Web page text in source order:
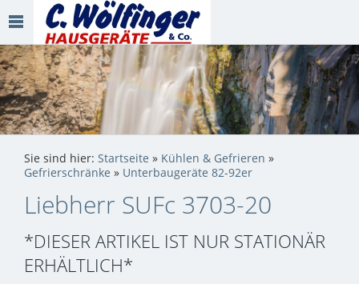
Sie sind hier: Startseite » Kühlen & Gefrieren »
Gefrierschränke » Unterbaugeräte 82-92er
Liebherr SUFc 3703-20
*DIESER ARTIKEL IST NUR STATIONÄR
ERHÄLTLICH*